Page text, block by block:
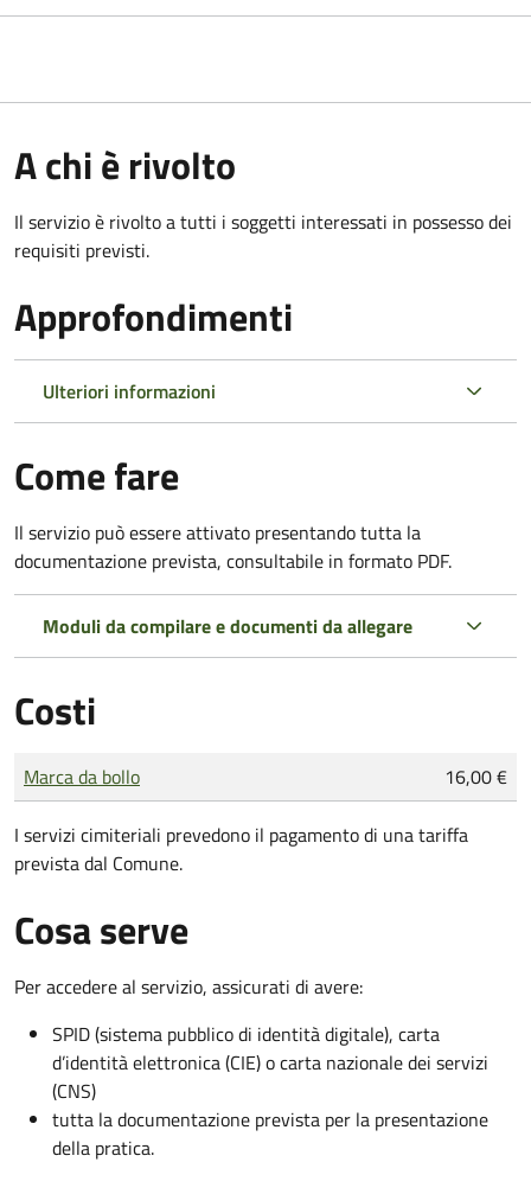
A chi è rivolto
Il servizio è rivolto a tutti i soggetti interessati in possesso dei
requisiti previsti.
Approfondimenti
Ulteriori informazioni
Come fare
Il servizio può essere attivato presentando tutta la
documentazione prevista, consultabile in formato PDF.
Moduli da compilare e documenti da allegare
Costi
Tipo di pagamento
Importo
Marca da bollo 16,00 €
I servizi cimiteriali prevedono il pagamento di una tariffa
prevista dal Comune.
Cosa serve
Per accedere al servizio, assicurati di avere:
SPID (sistema pubblico di identità digitale), carta
d’identità elettronica (CIE) o carta nazionale dei servizi
(CNS)
tutta la documentazione prevista per la presentazione
della pratica.